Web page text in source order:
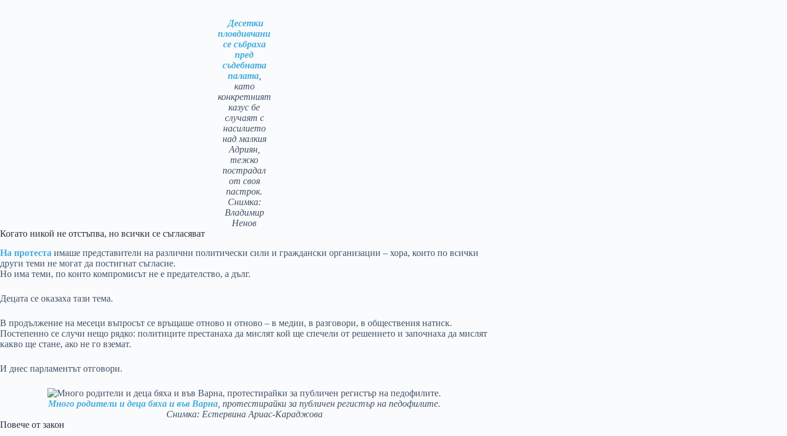
Десетки
пловдивчани
се събраха
пред
съдебната
палата,
като
конкретният
казус бе
случаят с
насилието
над малкия
Адриян,
тежко
пострадал
от своя
пастрок.
Снимка:
Владимир
Ненов
Когато никой не отстъпва, но всички се съгласяват
На протеста имаше представители на различни политически сили и граждански организации – хора, които по всички
други теми не могат да постигнат съгласие.
Но има теми, по които компромисът не е предателство, а дълг.
Децата се оказаха тази тема.
В продължение на месеци въпросът се връщаше отново и отново – в медии, в разговори, в обществения натиск.
Постепенно се случи нещо рядко: политиците престанаха да мислят кой ще спечели от решението и започнаха да мислят
какво ще стане, ако не го вземат.
И днес парламентът отговори.
Много родители и деца бяха и във Варна , протестирайки за публичен регистър на педофилите.
Снимка: Естервина Ариас-Караджова
Повече от закон